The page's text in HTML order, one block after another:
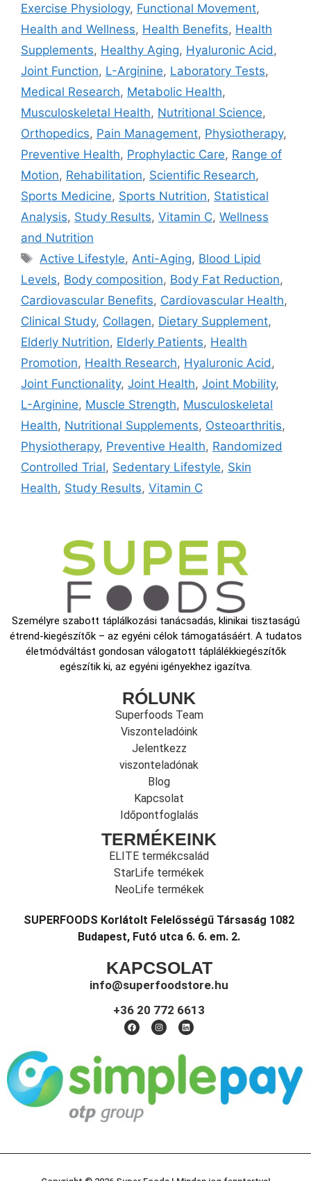
Exercise Physiology, Functional Movement,
Health and Wellness, Health Benefits, Health
Supplements, Healthy Aging, Hyaluronic Acid ,
Joint Function, L-Arginine, Laboratory Tests,
Medical Research, Metabolic Health,
Musculoskeletal Health, Nutritional Science,
Orthopedics, Pain Management, Physiotherapy,
Preventive Health, Prophylactic Care, Range of
Motion, Rehabilitation, Scientific Research,
Sports Medicine, Sports Nutrition, Statistical
Analysis, Study Results, Vitamin C, Wellness
and Nutrition
Active Lifestyle, Anti-Aging, Blood Lipid
Levels, Body composition, Body Fat Reduction,
Cardiovascular Benefits, Cardiovascular Health,
Clinical Study, Collagen, Dietary Supplement,
Elderly Nutrition, Elderly Patients, Health
Promotion, Health Research, Hyaluronic Acid ,
Joint Functionality, Joint Health, Joint Mobility,
L-Arginine, Muscle Strength, Musculoskeletal
Health, Nutritional Supplements, Osteoarthritis,
Physiotherapy, Preventive Health, Randomized
Controlled Trial, Sedentary Lifestyle, Skin
Health, Study Results, Vitamin C
Személyre szabott táplálkozási tanácsadás, klinikai tisztaságú
étrend-kiegészítők – az egyéni célok támogatásáért. A tudatos
életmódváltást gondosan válogatott táplálékkiegészítők
egészítik ki, az egyéni igényekhez igazítva.
RÓLUNK
Superfoods Team
Viszonteladóink
Jelentkezz
viszonteladónak
Blog
Kapcsolat
Időpontfoglalás
TERMÉKEINK
ELITE termékcsalád
StarLife termékek
NeoLife termékek
SUPERFOODS Korlátolt Felelősségű Társaság 1082
Budapest, Futó utca 6. 6. em. 2.
KAPCSOLAT
info@superfoodstore.hu
+36 20 772 6613